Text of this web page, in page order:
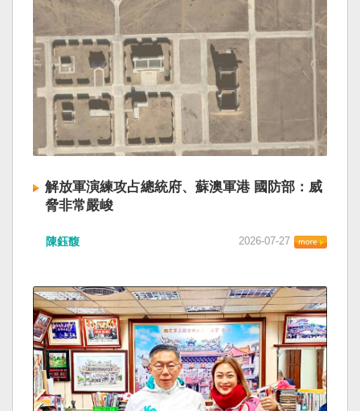
解放軍演練攻占總統府、蘇澳軍港 國防部：威
脅非常嚴峻
陳鈺馥 2026-07-27